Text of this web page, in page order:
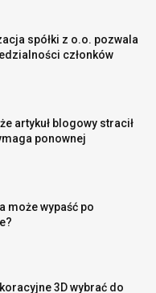
spółki z o.o. pozwala
członków
artykuł blogowy stracił
ponownej
może wypaść po
3D wybrać do